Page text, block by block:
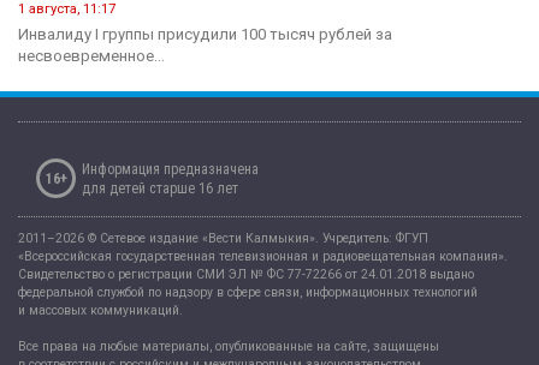
1 августа, 11:17
Инвалиду I группы присудили 100 тысяч рублей за
несвоевременное...
16+
Информация предназначена
для детей старше 16 лет
2011–2026 © Сетевое издание «Вести Калмыкия». Учредитель: ФГУП
«Всероссийская государственная телевизионная и радиовещательная компания».
Свидетельство о регистрации СМИ ЭЛ № ФС 77-72266 от 24.01.2018 выдано
федеральной службой по надзору в сфере связи, информационных технологий
и массовых коммуникаций.
Все права на любые материалы, опубликованные на сайте, защищены